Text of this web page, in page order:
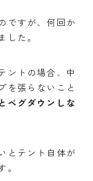
ですが、何回か
た。
ントの場合、中
を張らないこと
ペグダウンしな
とテント自体が